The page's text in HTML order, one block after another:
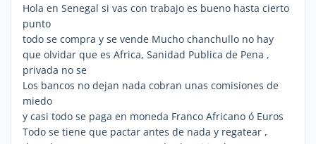
Hola en Senegal si vas con trabajo es bueno hasta cierto
punto
todo se compra y se vende Mucho chanchullo no hay
que olvidar que es Africa, Sanidad Publica de Pena ,
privada no se
Los bancos no dejan nada cobran unas comisiones de
miedo
y casi todo se paga en moneda Franco Africano ó Euros
Todo se tiene que pactar antes de nada y regatear ,